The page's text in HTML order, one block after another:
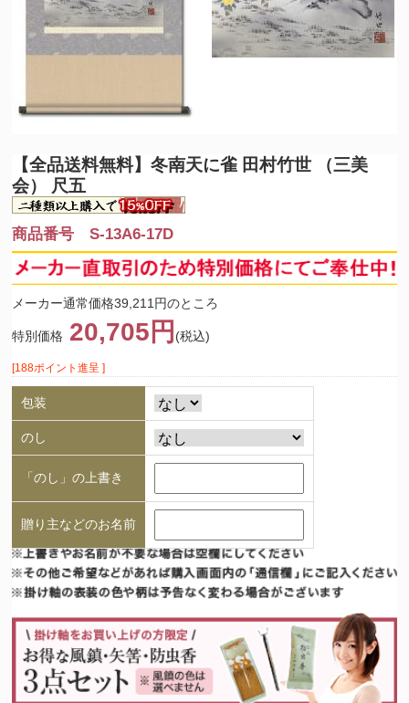
【全品送料無料】冬南天に雀 田村竹世 （三美
会） 尺五
商品番号 S-13A6-17D
メーカー通常価格39,211円のところ
特別価格 20,705円 (税込)
[188ポイント進呈 ]
包装
のし
「のし」の上書き
贈り主などのお名前